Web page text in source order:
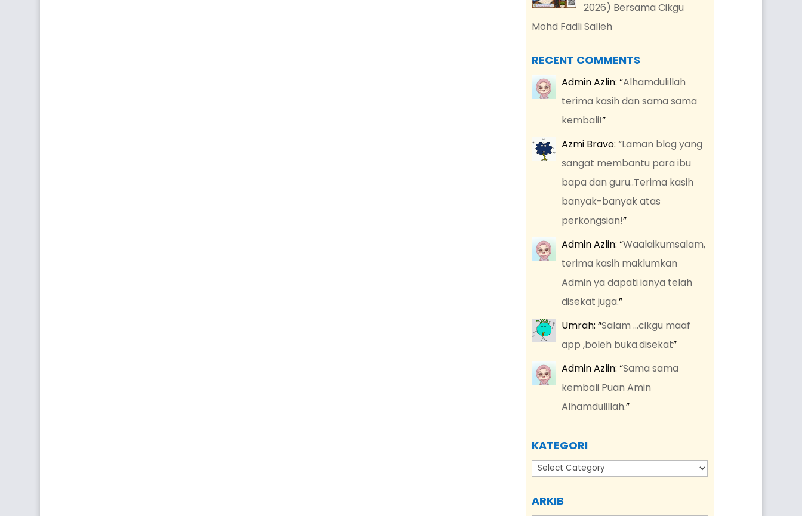
2026) Bersama Cikgu
Mohd Fadli Salleh
RECENT COMMENTS
Admin Azlin: “Alhamdulillah
terima kasih dan sama sama
kembali!”
Azmi Bravo: “Laman blog yang
sangat membantu para ibu
bapa dan guru..Terima kasih
banyak-banyak atas
perkongsian!”
Admin Azlin: “Waalaikumsalam,
terima kasih maklumkan
Admin ya dapati ianya telah
disekat juga.”
Umrah: “Salam …cikgu maaf
app ,boleh buka.disekat”
Admin Azlin: “Sama sama
kembali Puan Amin
Alhamdulillah.”
KATEGORI
Kategori
ARKIB